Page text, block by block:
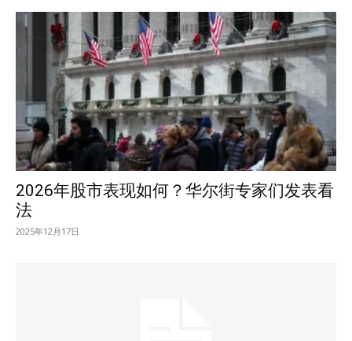
2026年股市表现如何？华尔街专家们发表看
法
2025年12月17日